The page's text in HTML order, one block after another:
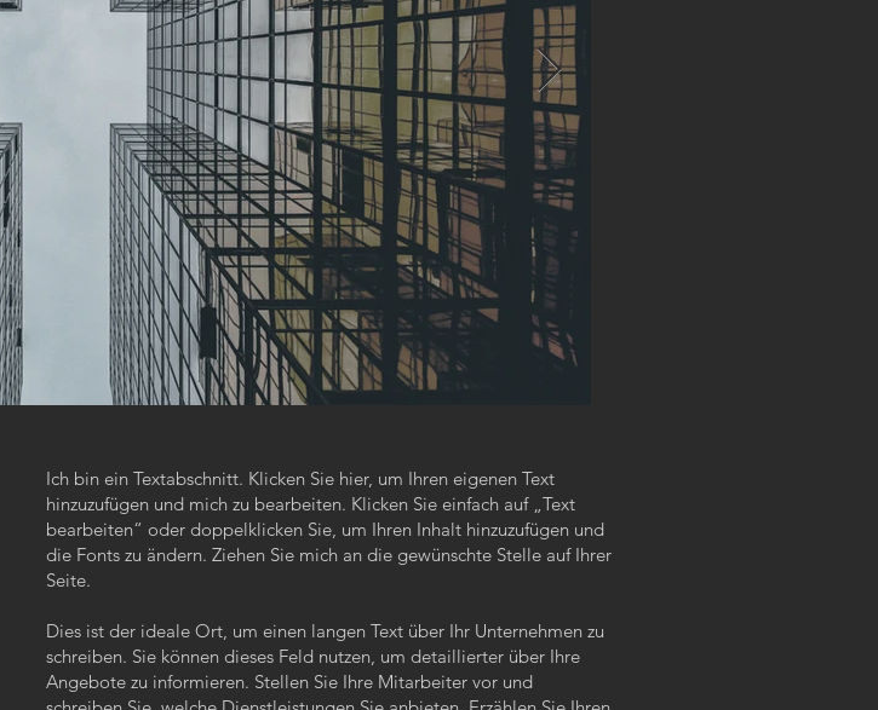
Ich bin ein Textabschnitt. Klicken Sie hier, um Ihren eigenen Text
hinzuzufügen und mich zu bearbeiten. Klicken Sie einfach auf „Text
bearbeiten“ oder doppelklicken Sie, um Ihren Inhalt hinzuzufügen und
die Fonts zu ändern. Ziehen Sie mich an die gewünschte Stelle auf Ihrer
Seite.
Dies ist der ideale Ort, um einen langen Text über Ihr Unternehmen zu
schreiben. Sie können dieses Feld nutzen, um detaillierter über Ihre
Angebote zu informieren. Stellen Sie Ihre Mitarbeiter vor und